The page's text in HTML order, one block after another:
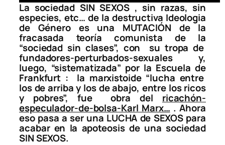
La sociedad SIN SEXOS , sin razas, sin
especies, etc… de la destructiva Ideologia
de Género es una MUTACIÓN de la
fracasada teoría comunista de la
“sociedad sin clases”, con su tropa de
fundadores-perturbados-sexuales y,
luego, “sistematizada” por la Escuela de
Frankfurt : la marxistoide “lucha entre
los de arriba y los de abajo, entre los ricos
y pobres”, fue obra del ricachón-
especulador-de-bolsa-Karl Marx… . Ahora
eso pasa a ser una LUCHA de SEXOS para
acabar en la apoteosis de una sociedad
SIN SEXOS.